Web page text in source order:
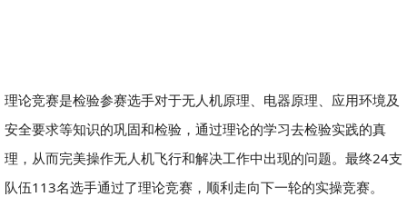
理论竞赛是检验参赛选手对于无人机原理、电器原理、应用环境及
安全要求等知识的巩固和检验，通过理论的学习去检验实践的真
理，从而完美操作无人机飞行和解决工作中出现的问题。最终24支
队伍113名选手通过了理论竞赛，顺利走向下一轮的实操竞赛。